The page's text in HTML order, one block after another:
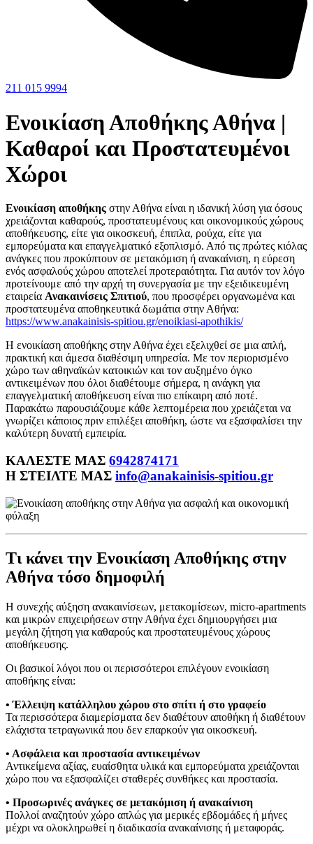
211 015 9994
Ενοικίαση Αποθήκης Αθήνα |
Καθαροί και Προστατευμένοι
Χώροι
Ενοικίαση αποθήκης στην Αθήνα είναι η ιδανική λύση για όσους
χρειάζονται καθαρούς, προστατευμένους και οικονομικούς χώρους
αποθήκευσης, είτε για οικοσκευή, έπιπλα, ρούχα, είτε για
εμπορεύματα και επαγγελματικό εξοπλισμό. Από τις πρώτες κιόλας
ανάγκες που προκύπτουν σε μετακόμιση ή ανακαίνιση, η εύρεση
ενός ασφαλούς χώρου αποτελεί προτεραιότητα. Για αυτόν τον λόγο
προτείνουμε από την αρχή τη συνεργασία με την εξειδικευμένη
εταιρεία Ανακαινίσεις Σπιτιού, που προσφέρει οργανωμένα και
προστατευμένα αποθηκευτικά δωμάτια στην Αθήνα:
https://www.anakainisis-spitiou.gr/enoikiasi-apothikis/
Η ενοικίαση αποθήκης στην Αθήνα έχει εξελιχθεί σε μια απλή,
πρακτική και άμεσα διαθέσιμη υπηρεσία. Με τον περιορισμένο
χώρο των αθηναϊκών κατοικιών και τον αυξημένο όγκο
αντικειμένων που όλοι διαθέτουμε σήμερα, η ανάγκη για
επαγγελματική αποθήκευση είναι πιο επίκαιρη από ποτέ.
Παρακάτω παρουσιάζουμε κάθε λεπτομέρεια που χρειάζεται να
γνωρίζει κάποιος πριν επιλέξει αποθήκη, ώστε να εξασφαλίσει την
καλύτερη δυνατή εμπειρία.
ΚΑΛΕΣΤΕ ΜΑΣ 6942874171
Η ΣΤΕΙΛΤΕ ΜΑΣ info@anakainisis-spitiou.gr
Τι κάνει την Ενοικίαση Αποθήκης στην
Αθήνα τόσο δημοφιλή
Η συνεχής αύξηση ανακαινίσεων, μετακομίσεων, micro-apartments
και μικρών επιχειρήσεων στην Αθήνα έχει δημιουργήσει μια
μεγάλη ζήτηση για καθαρούς και προστατευμένους χώρους
αποθήκευσης.
Οι βασικοί λόγοι που οι περισσότεροι επιλέγουν ενοικίαση
αποθήκης είναι:
• Έλλειψη κατάλληλου χώρου στο σπίτι ή στο γραφείο
Τα περισσότερα διαμερίσματα δεν διαθέτουν αποθήκη ή διαθέτουν
ελάχιστα τετραγωνικά που δεν επαρκούν για οικοσκευή.
• Ασφάλεια και προστασία αντικειμένων
Αντικείμενα αξίας, ευαίσθητα υλικά και εμπορεύματα χρειάζονται
χώρο που να εξασφαλίζει σταθερές συνθήκες και προστασία.
• Προσωρινές ανάγκες σε μετακόμιση ή ανακαίνιση
Πολλοί αναζητούν χώρο απλώς για μερικές εβδομάδες ή μήνες
μέχρι να ολοκληρωθεί η διαδικασία ανακαίνισης ή μεταφοράς.